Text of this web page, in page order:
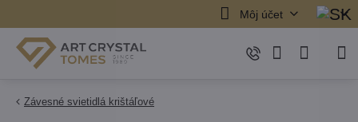
Môj účet
Závesné svietidlá krištáľové